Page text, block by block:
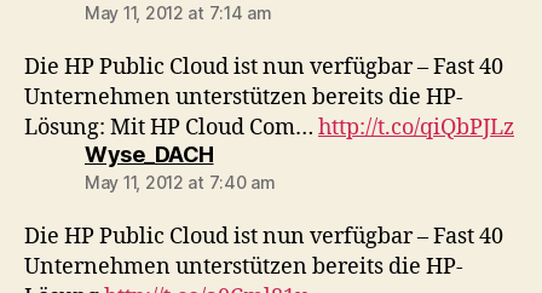
May 11, 2012 at 7:14 am
Die HP Public Cloud ist nun verfügbar – Fast 40
Unternehmen unterstützen bereits die HP-
Lösung: Mit HP Cloud Com… http://t.co/qiQbPJLz
Wyse_DACHsays:
May 11, 2012 at 7:40 am
Die HP Public Cloud ist nun verfügbar – Fast 40
Unternehmen unterstützen bereits die HP-